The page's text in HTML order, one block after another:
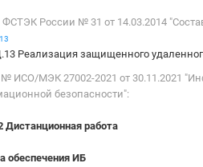
ФСТЭК России № 31 от 14.03.2014
Реализация защищенного
ИСО/МЭК 27002-2021 от 30.11.2021
безопасности":
Дистанционная работа
обеспечения ИБ